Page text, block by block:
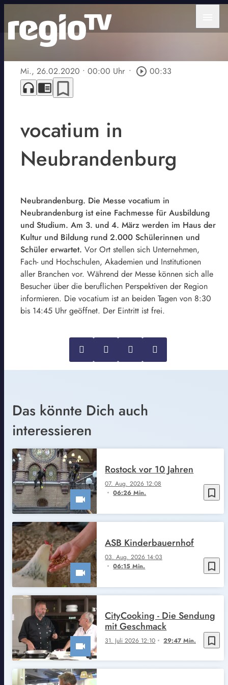
Mi., 26.02.2020 • 00:00 Uhr • play_circle_outline 00:33
headphones chrome_reader_mode bookmark_border
vocatium in
Neubrandenburg
Neubrandenburg. Die Messe vocatium in
Neubrandenburg ist eine Fachmesse für Ausbildung
und Studium. Am 3. und 4. März werden im Haus der
Kultur und Bildung rund 2.000 Schülerinnen und
Schüler erwartet. Vor Ort stellen sich Unternehmen,
Fach- und Hochschulen, Akademien und Institutionen
aller Branchen vor. Während der Messe können sich alle
Besucher über die beruflichen Perspektiven der Region
informieren. Die vocatium ist an beiden Tagen von 8:30
bis 14:45 Uhr geöffnet. Der Eintritt ist frei.
Das könnte Dich auch
interessieren
bookmark_border
07. Aug. 2026 12:08
06:26 Min.
Rostock vor 10 Jahren
bookmark_border
03. Aug. 2026 14:03
06:15 Min.
ASB Kinderbauernhof
bookmark_border
31. Juli 2026 12:10 29:47 Min.
CityCooking - Die Sendung
mit Geschmack